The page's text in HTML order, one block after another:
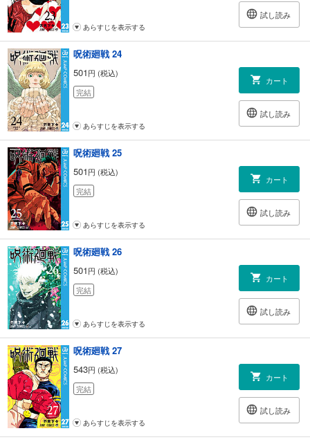
試し読み
あらすじを表示する
呪術廻戦 24
501円 (税込)
完結
カート
試し読み
あらすじを表示する
呪術廻戦 25
501円 (税込)
完結
カート
試し読み
あらすじを表示する
呪術廻戦 26
501円 (税込)
完結
カート
試し読み
あらすじを表示する
呪術廻戦 27
543円 (税込)
完結
カート
試し読み
あらすじを表示する